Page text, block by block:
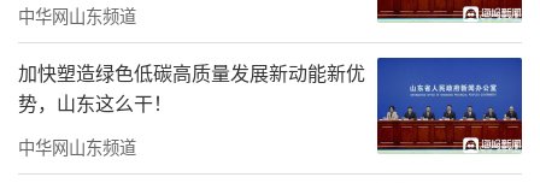
中华网山东频道
加快塑造绿色低碳高质量发展新动能新优
势，山东这么干！
中华网山东频道